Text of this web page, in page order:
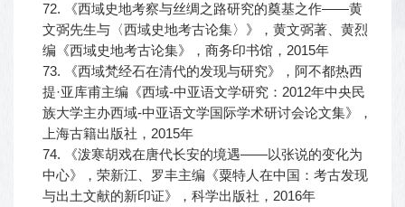
72. 《西域史地考察与丝绸之路研究的奠基之作——黄
文弼先生与〈西域史地考古论集〉》，黄文弼著、黄烈
编《西域史地考古论集》，商务印书馆，2015年
73. 《西域梵经石在清代的发现与研究》，阿不都热西
提·亚库甫主编《西域-中亚语文学研究：2012年中央民
族大学主办西域-中亚语文学国际学术研讨会论文集》，
上海古籍出版社，2015年
74. 《泼寒胡戏在唐代长安的境遇——以张说的变化为
中心》，荣新江、罗丰主编《粟特人在中国：考古发现
与出土文献的新印证》，科学出版社，2016年